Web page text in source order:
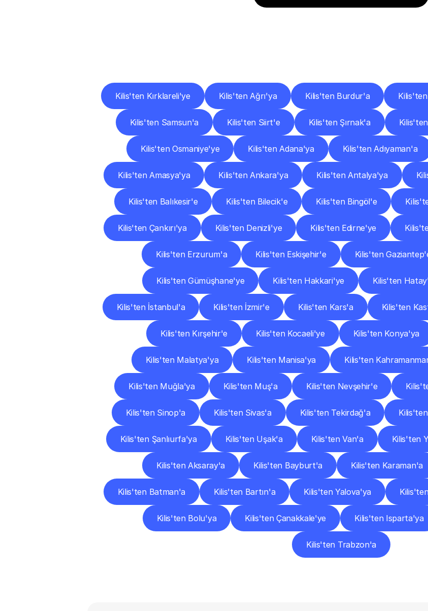
Kilis'ten Kırklareli'ye Kilis'ten Ağrı'ya Kilis'ten Burdur'a
Kilis'ten Samsun'a Kilis'ten Siirt'e Kilis'ten Şırnak'a
Kilis'ten Osmaniye'ye Kilis'ten Adana'ya Kilis'ten Adıyaman'a
Kilis'ten Amasya'ya Kilis'ten Ankara'ya Kilis'ten Antalya'ya
Kilis'ten Balıkesir'e Kilis'ten Bilecik'e Kilis'ten Bingöl'e
Kilis'ten Çankırı'ya Kilis'ten Denizli'ye Kilis'ten Edirne'ye
Kilis'ten Erzurum'a Kilis'ten Eskişehir'e Kilis'ten
Kilis'ten Gümüşhane'ye Kilis'ten Hakkari'ye Kilis'ten
Kilis'ten İstanbul'a Kilis'ten İzmir'e Kilis'ten Kars'a Kilis'ten
Kilis'ten Kırşehir'e Kilis'ten Kocaeli'ye Kilis'ten Konya'ya
Kilis'ten Malatya'ya Kilis'ten Manisa'ya Kilis'ten
Kilis'ten Muğla'ya Kilis'ten Muş'a Kilis'ten Nevşehir'e
Kilis'ten Sinop'a Kilis'ten Sivas'a Kilis'ten Tekirdağ'a
Kilis'ten Şanlıurfa'ya Kilis'ten Uşak'a Kilis'ten Van'a Kilis'ten
Kilis'ten Aksaray'a Kilis'ten Bayburt'a Kilis'ten Karaman'a
Kilis'ten Batman'a Kilis'ten Bartın'a Kilis'ten Yalova'ya
Kilis'ten Bolu'ya Kilis'ten Çanakkale'ye Kilis'ten Isparta'ya
Kilis'ten Trabzon'a